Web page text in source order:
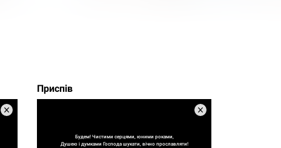
Приспів
Будем! Чистими серцями, юними роками,
Душею і думками Господа шукати, вічно прославляти!